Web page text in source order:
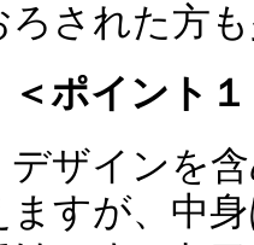
ろされた方
ポイント１
ザインを含
ますが、中